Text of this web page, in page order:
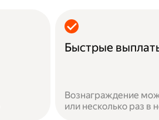
Быстрые
Вознаграждение
или несколько раз в